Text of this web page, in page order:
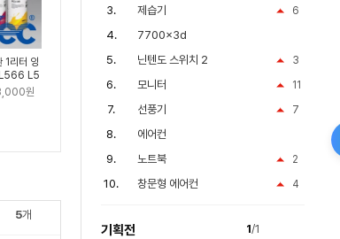
1리터 잉
L5
원
5개
6
제습기
7700x3d
3
닌텐도 스위치 2
11
모니터
7
선풍기
에어컨
2
노트북
4
창문형 에어컨
기획전 1/1